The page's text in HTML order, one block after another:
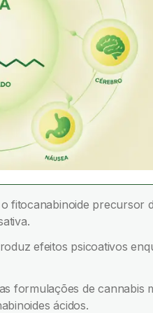
fitocanabinoide precursor
efeitos psicoativos
formulações de cannabis
ácidos.